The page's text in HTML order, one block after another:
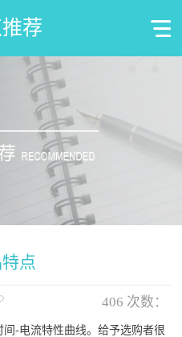
荐
点
406 次数：
-电流特性曲线。给予选购者很